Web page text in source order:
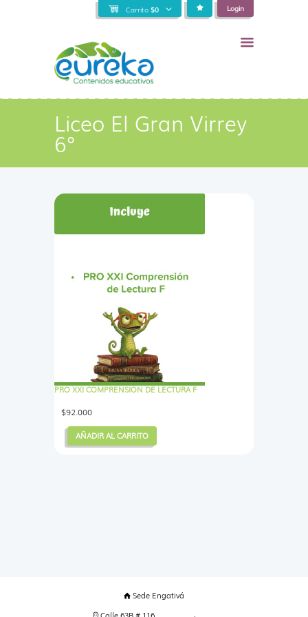
Carrito $0 Login
Liceo El Gran Virrey
6°
PRO XXI COMPRENSIÓN DE LECTURA F
$92.000
AÑADIR AL CARRITO
Sede Engativá